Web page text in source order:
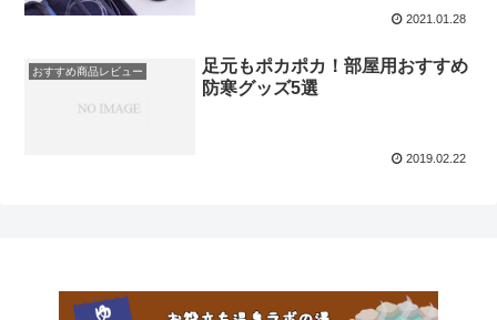
2021.01.28
おすすめ商品レビュー
足元もポカポカ！部屋用おすすめ
防寒グッズ5選
2019.02.22